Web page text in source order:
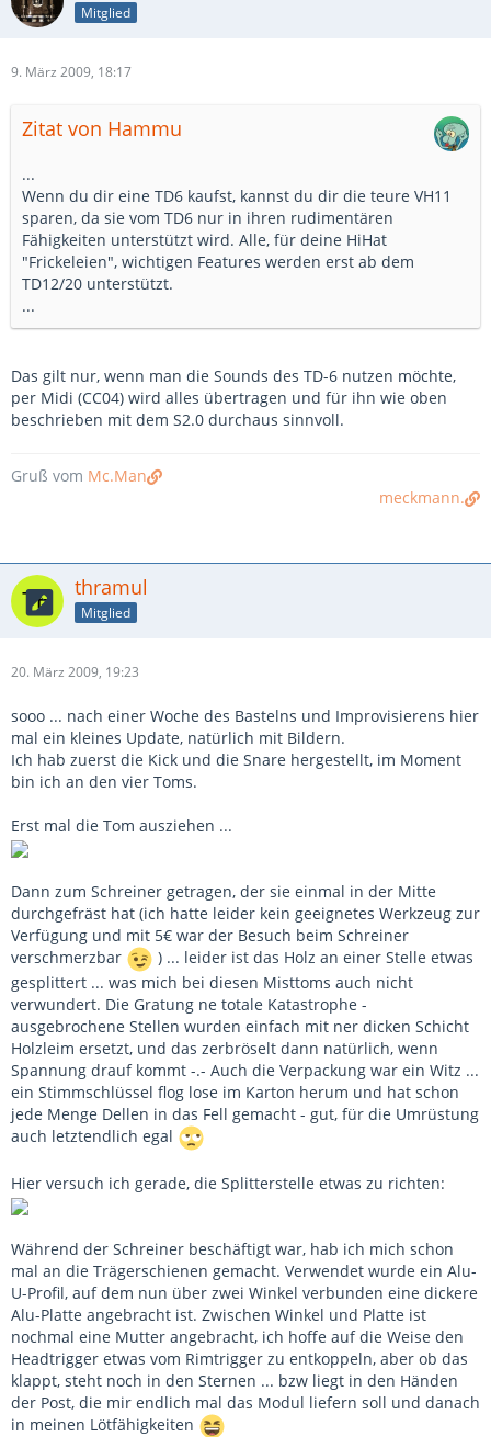
Mitglied
9. März 2009, 18:17
Zitat von Hammu
...
Wenn du dir eine TD6 kaufst, kannst du dir die teure VH11
sparen, da sie vom TD6 nur in ihren rudimentären
Fähigkeiten unterstützt wird. Alle, für deine HiHat
"Frickeleien", wichtigen Features werden erst ab dem
TD12/20 unterstützt.
...
Das gilt nur, wenn man die Sounds des TD-6 nutzen möchte,
per Midi (CC04) wird alles übertragen und für ihn wie oben
beschrieben mit dem S2.0 durchaus sinnvoll.
Gruß vom Mc.Man
meckmann.
thramul
Mitglied
20. März 2009, 19:23
sooo ... nach einer Woche des Bastelns und Improvisierens hier
mal ein kleines Update, natürlich mit Bildern.
Ich hab zuerst die Kick und die Snare hergestellt, im Moment
bin ich an den vier Toms.
Erst mal die Tom ausziehen ...
Dann zum Schreiner getragen, der sie einmal in der Mitte
durchgefräst hat (ich hatte leider kein geeignetes Werkzeug zur
Verfügung und mit 5€ war der Besuch beim Schreiner
verschmerzbar
) ... leider ist das Holz an einer Stelle etwas
gesplittert ... was mich bei diesen Misttoms auch nicht
verwundert. Die Gratung ne totale Katastrophe -
ausgebrochene Stellen wurden einfach mit ner dicken Schicht
Holzleim ersetzt, und das zerbröselt dann natürlich, wenn
Spannung drauf kommt -.- Auch die Verpackung war ein Witz ...
ein Stimmschlüssel flog lose im Karton herum und hat schon
jede Menge Dellen in das Fell gemacht - gut, für die Umrüstung
auch letztendlich egal
Hier versuch ich gerade, die Splitterstelle etwas zu richten:
Während der Schreiner beschäftigt war, hab ich mich schon
mal an die Trägerschienen gemacht. Verwendet wurde ein Alu-
U-Profil, auf dem nun über zwei Winkel verbunden eine dickere
Alu-Platte angebracht ist. Zwischen Winkel und Platte ist
nochmal eine Mutter angebracht, ich hoffe auf die Weise den
Headtrigger etwas vom Rimtrigger zu entkoppeln, aber ob das
klappt, steht noch in den Sternen ... bzw liegt in den Händen
der Post, die mir endlich mal das Modul liefern soll und danach
in meinen Lötfähigkeiten